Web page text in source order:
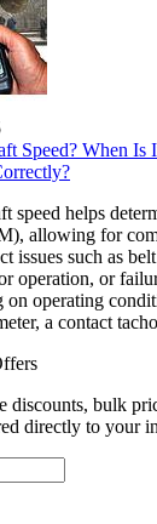
Speed? When Is
speed helps
allowing for
issues such as
operation, or
operating
a contact
discounts, bulk
directly to your